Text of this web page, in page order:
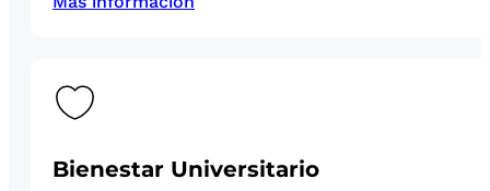
Bienestar Universitario